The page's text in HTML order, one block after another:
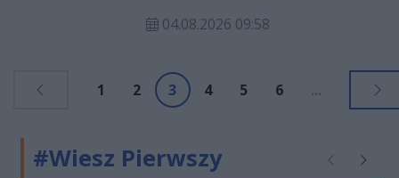
utrzymującą się falą upałów Urząd
mieszkańców z apelem o
zapewnienie dostępu do świeżej
04.08.2026 09:58
1 2 3 4 5 6 ...
#Wiesz Pierwszy Poprzednie